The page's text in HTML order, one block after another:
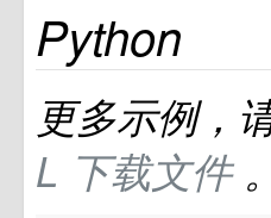
Python
更多示例，
L 下载文件 。